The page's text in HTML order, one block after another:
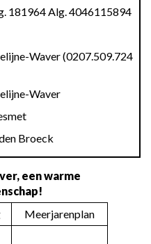
181964 Alg. 4046115894
Waver (0207.509.724
Waver
Broeck
een warme
Meerjarenplan